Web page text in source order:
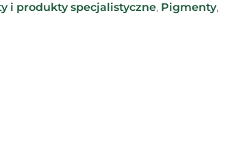
i produkty specjalistyczne, Pigmenty,